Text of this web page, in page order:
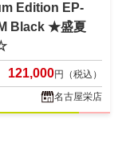
Edition EP-
Black ★盛夏
121,000円（税込）
名古屋栄店